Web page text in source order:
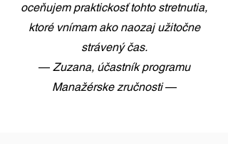
oceňujem praktickosť tohto stretnutia,
ktoré vnímam ako naozaj užitočne
strávený čas.
— Zuzana, účastník programu
Manažérske zručnosti—